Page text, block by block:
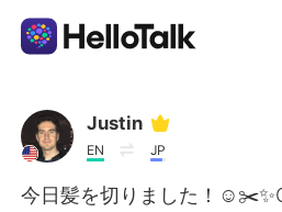
Language Exchange App
AI Grammar Checker
Justin
EN JP
今日髪を切りました！